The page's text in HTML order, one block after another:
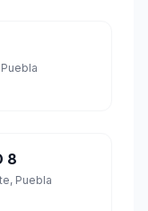
8
Puebla